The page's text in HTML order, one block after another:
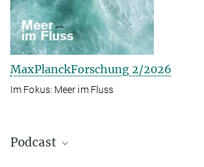
MaxPlanckForschung 2/2026
Im Fokus: Meer im Fluss
Podcast